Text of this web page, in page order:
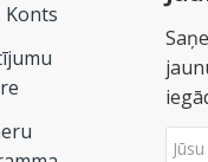
Konts